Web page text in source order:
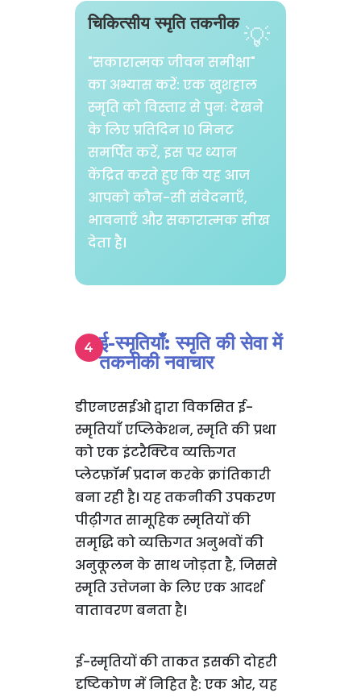
चिकित्सीय स्मृति तकनीक
"सकारात्मक जीवन समीक्षा"
का अभ्यास करें: एक खुशहाल
स्मृति को विस्तार से पुनः देखने
के लिए प्रतिदिन 10 मिनट
समर्पित करें, इस पर ध्यान
केंद्रित करते हुए कि यह आज
आपको कौन-सी संवेदनाएँ,
भावनाएँ और सकारात्मक सीख
देता है।
ई-स्मृतियाँ: स्मृति की सेवा में
तकनीकी नवाचार
डीएनएसईओ द्वारा विकसित ई-
स्मृतियाँ एप्लिकेशन, स्मृति की प्रथा
को एक इंटरैक्टिव व्यक्तिगत
प्लेटफ़ॉर्म प्रदान करके क्रांतिकारी
बना रही है। यह तकनीकी उपकरण
पीढ़ीगत सामूहिक स्मृतियों की
समृद्धि को व्यक्तिगत अनुभवों की
अनुकूलन के साथ जोड़ता है, जिससे
स्मृति उत्तेजना के लिए एक आदर्श
वातावरण बनता है।
ई-स्मृतियों की ताकत इसकी दोहरी
दृष्टिकोण में निहित है: एक ओर, यह